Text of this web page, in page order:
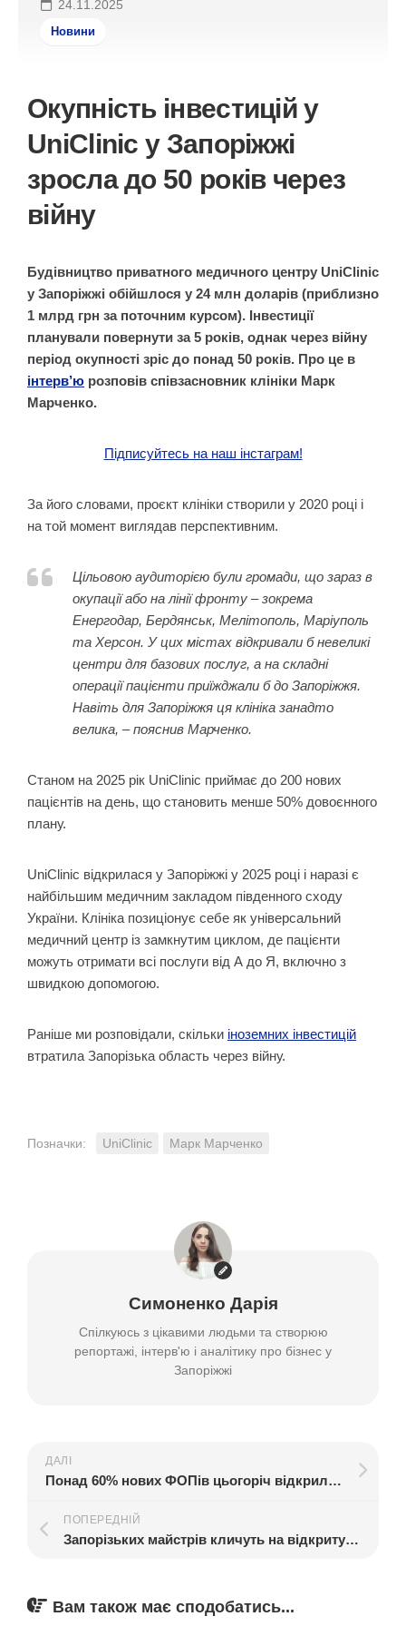
24.11.2025
Новини
Окупність інвестицій у
UniClinic у Запоріжжі
зросла до 50 років через
війну
Будівництво приватного медичного центру UniClinic
у Запоріжжі обійшлося у 24 млн доларів (приблизно
1 млрд грн за поточним курсом). Інвестиції
планували повернути за 5 років, однак через війну
період окупності зріс до понад 50 років. Про це в
інтерв’ю розповів співзасновник клініки Марк
Марченко.
Підписуйтесь на наш інстаграм!
За його словами, проєкт клініки створили у 2020 році і
на той момент виглядав перспективним.
Цільовою аудиторією були громади, що зараз в
окупації або на лінії фронту – зокрема
Енергодар, Бердянськ, Мелітополь, Маріуполь
та Херсон. У цих містах відкривали б невеликі
центри для базових послуг, а на складні
операції пацієнти приїжджали б до Запоріжжя.
Навіть для Запоріжжя ця клініка занадто
велика, – пояснив Марченко.
Станом на 2025 рік UniClinic приймає до 200 нових
пацієнтів на день, що становить менше 50% довоєнного
плану.
UniClinic відкрилася у Запоріжжі у 2025 році і наразі є
найбільшим медичним закладом південного сходу
України. Клініка позиціонує себе як універсальний
медичний центр із замкнутим циклом, де пацієнти
можуть отримати всі послуги від А до Я, включно з
швидкою допомогою.
Раніше ми розповідали, скільки іноземних інвестицій
втратила Запорізька область через війну.
Позначки: UniClinic Марк Марченко
Симоненко Дарія
Спілкуюсь з цікавими людьми та створюю
репортажі, інтерв'ю і аналітику про бізнес у
Запоріжжі
ДАЛІ
Понад 60% нових ФОПів цьогоріч відкрили жінки: скільки у Запоріжжі та у яких сферах
ПОПЕРЕДНІЙ
Запорізьких майстрів кличуть на відкриту зустріч з організаторкою крафтових ярмарків
Вам також має сподобатись...